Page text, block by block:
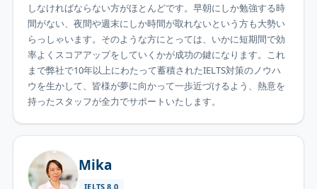
しなければならない方がほとんどです。早朝にしか勉強する時
間がない、夜間や週末にしか時間が取れないという方も大勢い
らっしゃいます。そのような方にとっては、いかに短期間で効
率よくスコアアップをしていくかが成功の鍵になります。これ
まで弊社で10年以上にわたって蓄積されたIELTS対策のノウハ
ウを生かして、皆様が夢に向かって一歩近づけるよう、熱意を
持ったスタッフが全力でサポートいたします。
Mika
IELTS8.0